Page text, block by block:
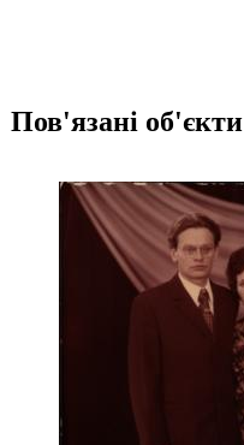
Пов'язані об'єкти